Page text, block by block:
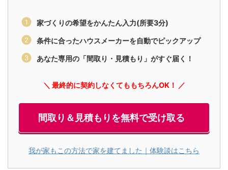
家づくりの希望をかんたん入力(所要3分)
条件に合ったハウスメーカーを自動でピックアップ
あなた専用の「間取り・見積もり」がすぐ届く！
＼ 最終的に契約しなくてももちろんOK！ ／
間取り＆見積もりを無料で受け取る
我が家もこの方法で家を建てました｜体験談はこちら